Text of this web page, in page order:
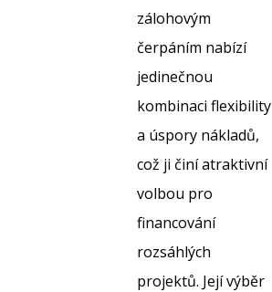
zálohovým
čerpáním nabízí
jedinečnou
kombinaci flexibility
a úspory nákladů,
což ji činí atraktivní
volbou pro
financování
rozsáhlých
projektů. Její výběr